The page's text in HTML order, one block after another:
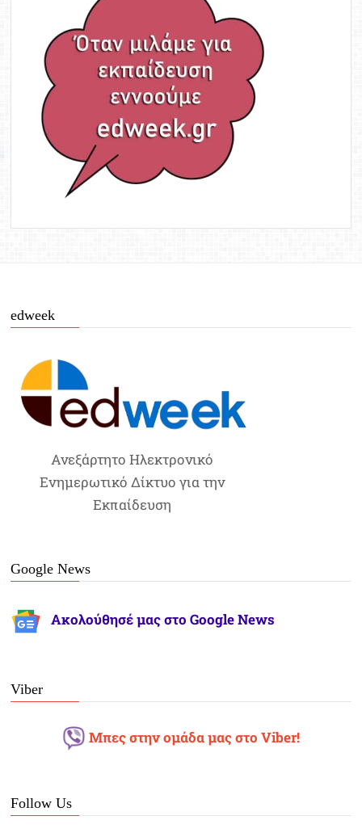
edweek
Ανεξάρτητο Ηλεκτρονικό
Ενημερωτικό Δίκτυο για την
Εκπαίδευση
Google News
Ακολούθησέ μας στο Google News
Viber
Μπες στην ομάδα μας στο Viber!
Follow Us